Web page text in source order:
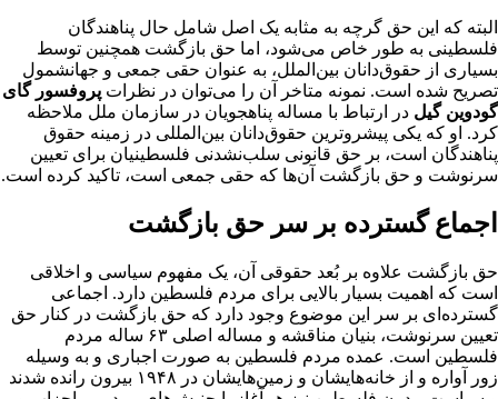
البته که این حق گرچه به مثابه یک اصل شامل حال پناهندگان
فلسطینی به طور خاص می‌شود، اما حق بازگشت همچنین توسط
بسیاری از حقوق‌دانان بین‌الملل، به عنوان حقی جمعی و جهانشمول‌
تصریح شده است. نمونه متاخر آن را می‌توان در نظرات پروفسور گای
گودوین‌ گیل در ارتباط با مساله پناهجویان در سازمان ملل ملاحظه
کرد. او که یکی پیشروترین حقوق‌دانان بین‌المللی در زمینه حقوق
پناهندگان است، بر حق قانونی سلب‌نشدنی فلسطینیان برای تعیین
سرنوشت و حق بازگشت آن‌ها که حقی‌ جمعی است، تاکید کرده است.
اجماع گسترده بر سر حق بازگشت
حق بازگشت علاوه بر بُعد حقوقی آن، یک مفهوم سیاسی و اخلاقی
است که اهمیت بسیار بالایی برای مردم فلسطین دارد. اجماعی
گسترده‌ای بر سر این موضوع وجود دارد که حق بازگشت در کنار حق
تعیین سرنوشت، بنیان مناقشه و مساله اصلی ۶۳ ساله مردم
فلسطین است. عمده مردم فلسطین به صورت اجباری و به وسیله
زور آواره و از خانه‌هایشان و زمین‌هایشان در ۱۹۴۸ بیرون رانده شدند